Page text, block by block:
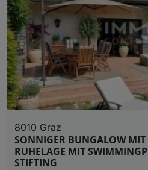
8010 Graz
SONNIGER BUNGALOW
RUHELAGE MIT
STIFTING